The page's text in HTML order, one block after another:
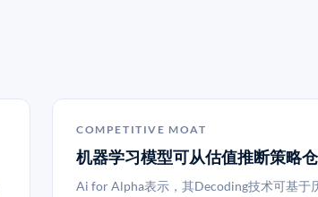
COMPETITIVE MOAT
机器学习模型可从估值推断策略
Ai for Alpha表示，其Decoding技术可基于